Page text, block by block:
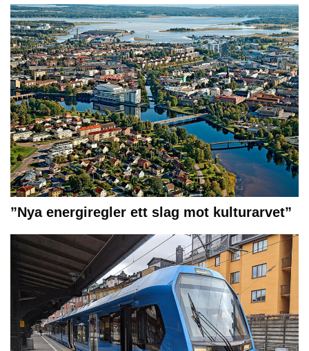
”Nya energiregler ett slag mot kulturarvet”